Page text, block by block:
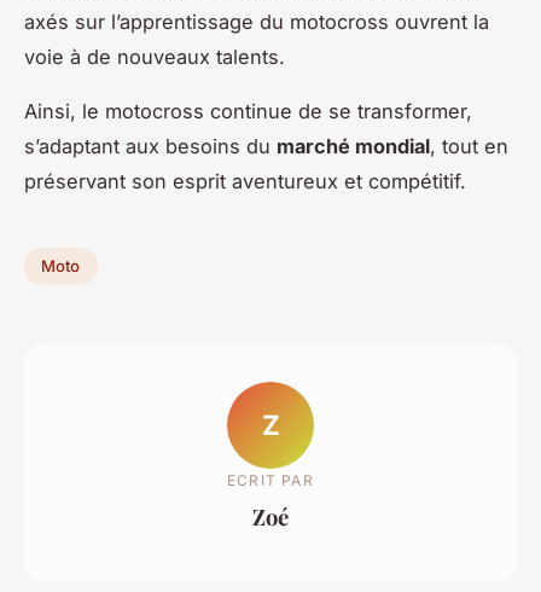
axés sur l’apprentissage du motocross ouvrent la
voie à de nouveaux talents.
Ainsi, le motocross continue de se transformer,
s’adaptant aux besoins du marché mondial, tout en
préservant son esprit aventureux et compétitif.
Moto
Z
ECRIT PAR
Zoé